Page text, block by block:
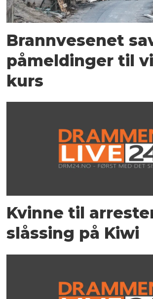
Brannvesenet
påmeldinger til
kurs
Kvinne til
slåssing på Kiwi